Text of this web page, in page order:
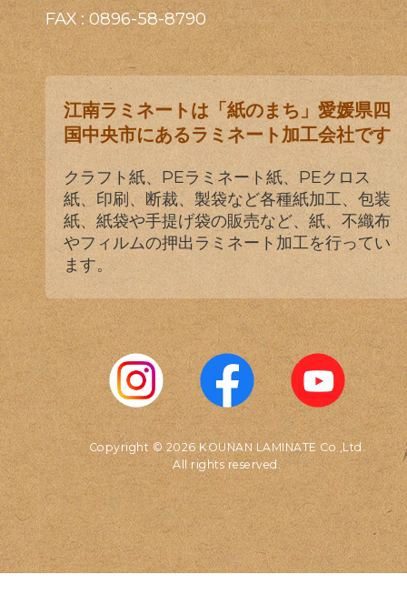
FAX : 0896-58-8790
江南ラミネートは「紙のまち」愛媛県四
国中央市にあるラミネート加工会社です
クラフト紙、PEラミネート紙、PEクロス
紙、印刷、断裁、製袋など各種紙加工、包装
紙、紙袋や手提げ袋の販売など、紙、不織布
やフィルムの押出ラミネート加工を行ってい
ます。
Copyright © 2026 KOUNAN LAMINATE Co.,Ltd.
All rights reserved.